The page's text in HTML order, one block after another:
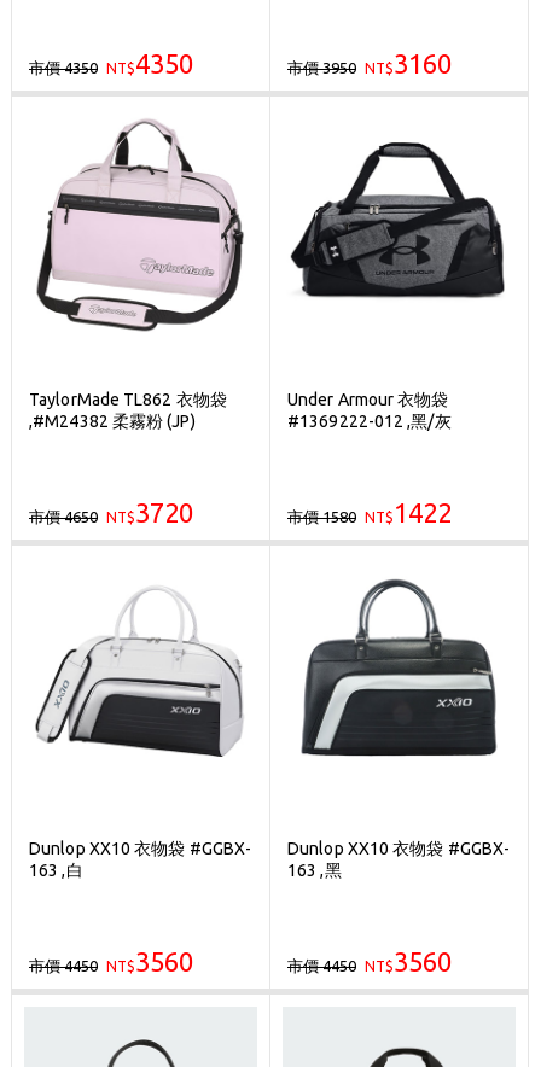
市價 4350 NT$4350 市價 3950 NT$3160
TaylorMade TL862 衣物袋
,#M24382 柔霧粉 (JP)
市價 4650 NT$3720
Under Armour 衣物袋
#1369222-012 ,黑/灰
市價 1580 NT$ 1422
Dunlop XX10 衣物袋 #GGBX-
163 ,白
市價 4450 NT$3560
Dunlop XX10 衣物袋 #GGBX-
163 ,黑
市價 4450 NT$3560